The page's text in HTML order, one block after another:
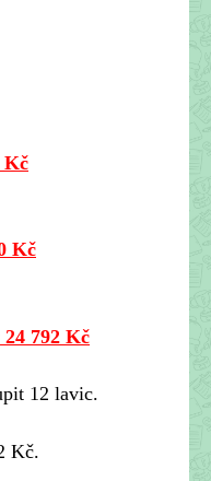
lavice
Kč
Kč
24 792 Kč
12 lavic.
Kč.